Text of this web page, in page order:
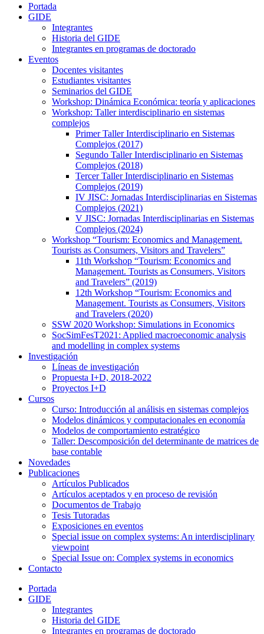
Portada
GIDE
Integrantes
Historia del GIDE
Integrantes en programas de doctorado
Eventos
Docentes visitantes
Estudiantes visitantes
Seminarios del GIDE
Workshop: Dinámica Económica: teoría y aplicaciones
Workshop: Taller interdisciplinario en sistemas
complejos
Primer Taller Interdisciplinario en Sistemas
Complejos (2017)
Segundo Taller Interdisciplinario en Sistemas
Complejos (2018)
Tercer Taller Interdisciplinario en Sistemas
Complejos (2019)
IV JISC: Jornadas Interdisciplinarias en Sistemas
Complejos (2021)
V JISC: Jornadas Interdisciplinarias en Sistemas
Complejos (2024)
Workshop “Tourism: Economics and Management.
Tourists as Consumers, Visitors and Travelers”
11th Workshop “Tourism: Economics and
Management. Tourists as Consumers, Visitors
and Travelers” (2019)
12th Workshop “Tourism: Economics and
Management. Tourists as Consumers, Visitors
and Travelers (2020)
SSW 2020 Workshop: Simulations in Economics
SocSimFesT2021: Applied macroeconomic analysis
and modelling in complex systems
Investigación
Líneas de investigación
Propuesta I+D, 2018-2022
Proyectos I+D
Cursos
Curso: Introducción al análisis en sistemas complejos
Modelos dinámicos y computacionales en economía
Modelos de comportamiento estratégico
Taller: Descomposición del determinante de matrices de
base contable
Novedades
Publicaciones
Artículos Publicados
Artículos aceptados y en proceso de revisión
Documentos de Trabajo
Tesis Tutoradas
Exposiciones en eventos
Special issue on complex systems: An interdisciplinary
viewpoint
Special Issue on: Complex systems in economics
Contacto
Portada
GIDE
Integrantes
Historia del GIDE
Integrantes en programas de doctorado